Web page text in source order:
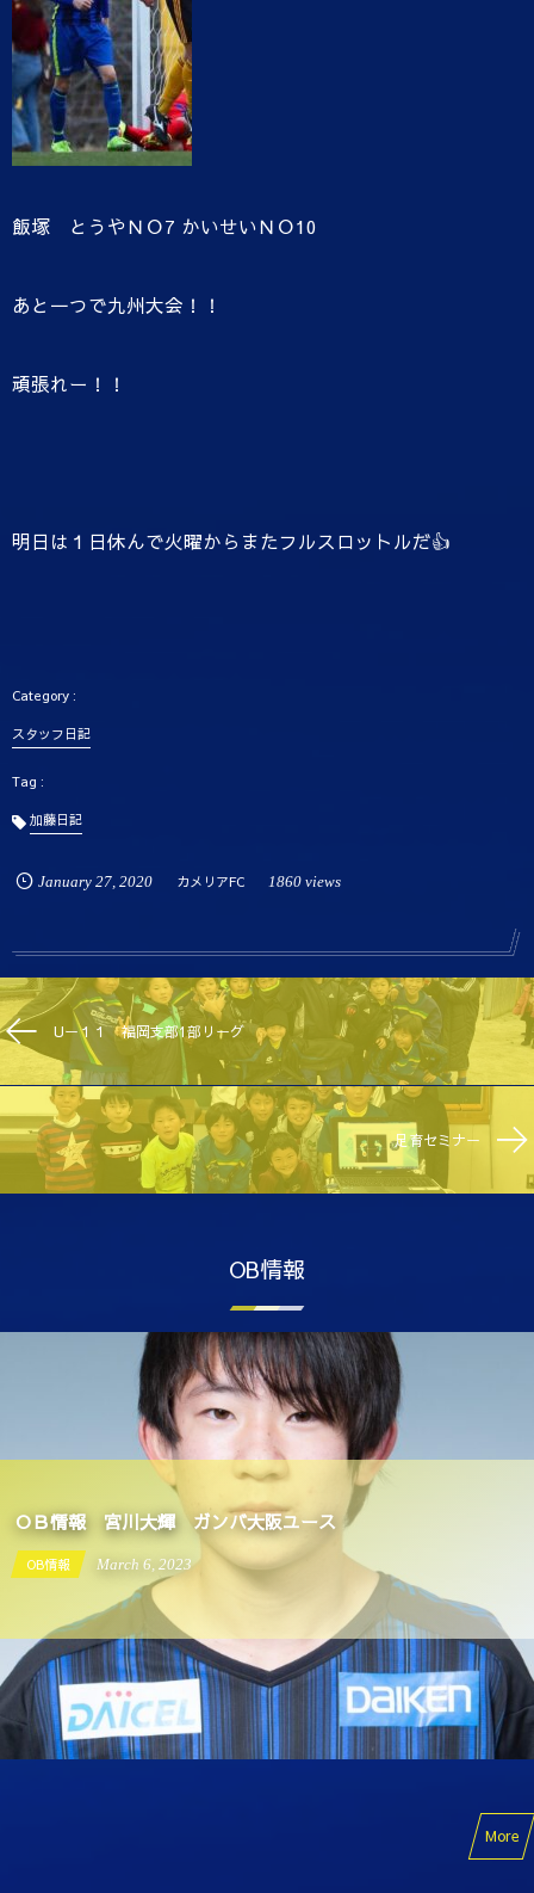
飯塚 とうやＮＯ7 かいせいＮＯ10
あと一つで九州大会！！
頑張れー！！
明日は１日休んで火曜からまたフルスロットルだ👍
スタッフ日記
加藤日記
January 27, 2020 カメリアFC 1860 views
Uー１１ 福岡支部1部リーグ
足育セミナー
OB情報
ＯＢ情報 宮川大輝 ガンバ大阪ユース
OB情報 March 6, 2023
More